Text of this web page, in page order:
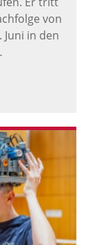
von
Juni in den